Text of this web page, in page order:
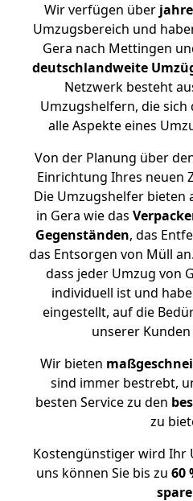
Wir verfügen über
Umzugsbereich und
Gera nach Mettingen
deutschlandweite
Netzwerk besteht
Umzugshelfern, die
alle Aspekte eines
Von der Planung über
Einrichtung Ihres neuen
Die Umzugshelfer bieten
in Gera wie das
Gegenständen, das
das Entsorgen von Müll
dass jeder Umzug von
individuell ist und
eingestellt, auf die
unserer
Wir bieten
sind immer bestrebt,
besten Service zu den
zu
Kostengünstiger wird Ihr
uns können Sie bis zu 60